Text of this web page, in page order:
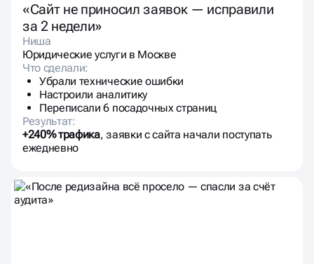
«Сайт не приносил заявок — исправили
за 2 недели»
Ниша
Юридические услуги в Москве
Что сделали:
Убрали технические ошибки
Настроили аналитику
Переписали 6 посадочных страниц
Результат:
+240% трафика, заявки с сайта начали поступать
ежедневно